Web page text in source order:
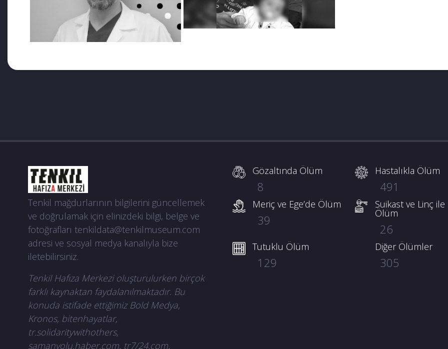
Tenkil mağdurlarının bilgilerini güncellemek
ve doğrulamak için elinizdeki bilgi, belge ve
fotoğrafları tenkildata@tenkilmuseum.com
adresi ve sosyal medya kanalıyla bize
iletebilirsiniz.
Tenkil Hafıza Merkezi oluşturulurken birçok
farklı kaynaktan faydalanılmaktadır. Bu
konuda istifade ettiğimiz Bold Medya,
Kronos, bitenhayatlar,
tr.solidaritywithothers,
samanyolu.haber.com, tr7/24.com,
Gözaltında Ölüm
8
Hastalıkla Ölüm
491
Meriç ve Ege’de Ölüm
39
Suikast ve Linç ile
Ölüm
26
Tutuklu Ölüm
129
Diğer Ölümler
305